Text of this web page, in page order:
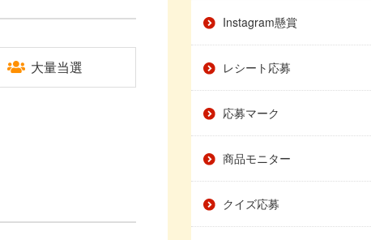
大量当選
Instagram懸賞
レシート応募
応募マーク
商品モニター
クイズ応募